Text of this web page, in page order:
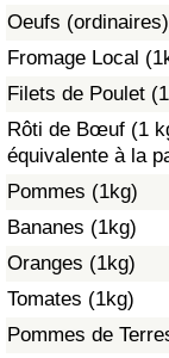
Oeufs
Fromage Local
Filets de Poulet
Rôti de Bœuf (1
équivalente à la
Pommes (1kg)
Bananes (1kg)
Oranges (1kg)
Tomates (1kg)
Pommes de
Indice des soins
Indice des
Pollution
Indice de
Indice de